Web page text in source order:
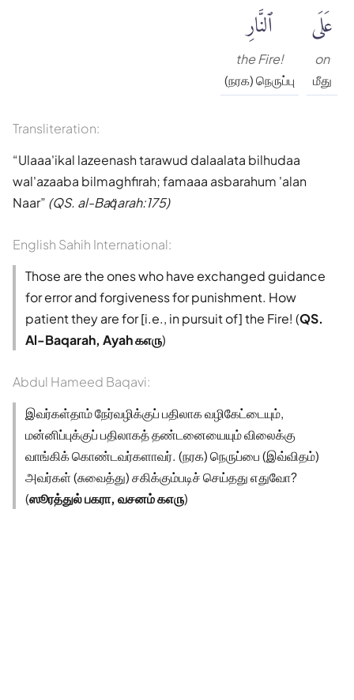
عَلَى
on
மீது
ٱلنَّارِ
the Fire!
(நரக) நெருப்பு
Transliteration:
Ulaaa'ikal lazeenash tarawud dalaalata bilhudaa
wal'azaaba bilmaghfirah; famaaa asbarahum 'alan
Naar (QS. al-Baq̈arah:175)
English Sahih International:
Those are the ones who have exchanged guidance
for error and forgiveness for punishment. How
patient they are for [i.e., in pursuit of] the Fire! (QS.
Al-Baqarah, Ayah ௧௭௫)
Abdul Hameed Baqavi:
இவர்கள்தாம் நேர்வழிக்குப் பதிலாக வழிகேட்டையும்,
மன்னிப்புக்குப் பதிலாகத் தண்டனையையும் விலைக்கு
வாங்கிக் கொண்டவர்களாவர். (நரக) நெருப்பை (இவ்விதம்)
அவர்கள் (சுவைத்து) சகிக்கும்படிச் செய்தது எதுவோ?
(ஸூரத்துல் பகரா, வசனம் ௧௭௫)